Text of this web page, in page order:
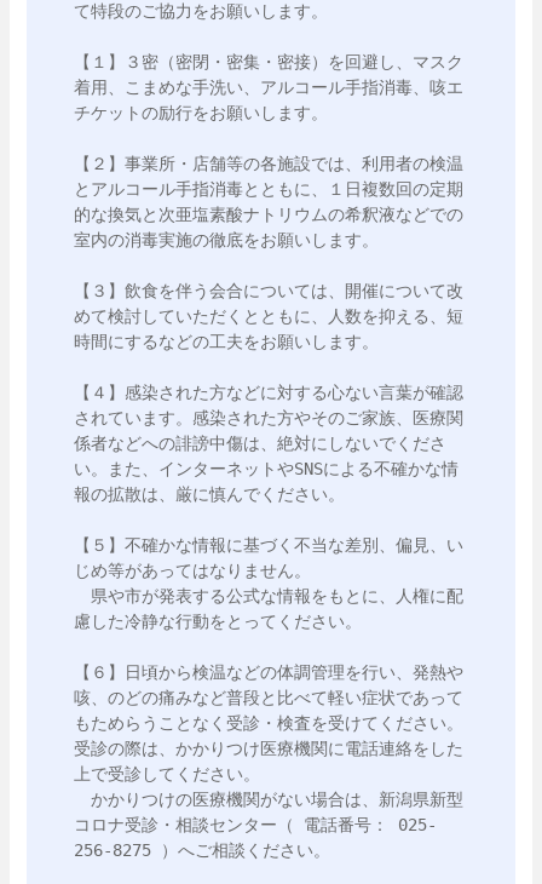
て特段のご協力をお願いします。
【１】３密（密閉・密集・密接）を回避し、マスク
着用、こまめな手洗い、アルコール手指消毒、咳エ
チケットの励行をお願いします。
【２】事業所・店舗等の各施設では、利用者の検温
とアルコール手指消毒とともに、１日複数回の定期
的な換気と次亜塩素酸ナトリウムの希釈液などでの
室内の消毒実施の徹底をお願いします。
【３】飲食を伴う会合については、開催について改
めて検討していただくとともに、人数を抑える、短
時間にするなどの工夫をお願いします。
【４】感染された方などに対する心ない言葉が確認
されています。感染された方やそのご家族、医療関
係者などへの誹謗中傷は、絶対にしないでくださ
い。また、インターネットやSNSによる不確かな情
報の拡散は、厳に慎んでください。
【５】不確かな情報に基づく不当な差別、偏見、い
じめ等があってはなりません。
県や市が発表する公式な情報をもとに、人権に配
慮した冷静な行動をとってください。
【６】日頃から検温などの体調管理を行い、発熱や
咳、のどの痛みなど普段と比べて軽い症状であって
もためらうことなく受診・検査を受けてください。
受診の際は、かかりつけ医療機関に電話連絡をした
上で受診してください。
かかりつけの医療機関がない場合は、新潟県新型
コロナ受診・相談センター（ 電話番号： 025-
256-8275 ）へご相談ください。